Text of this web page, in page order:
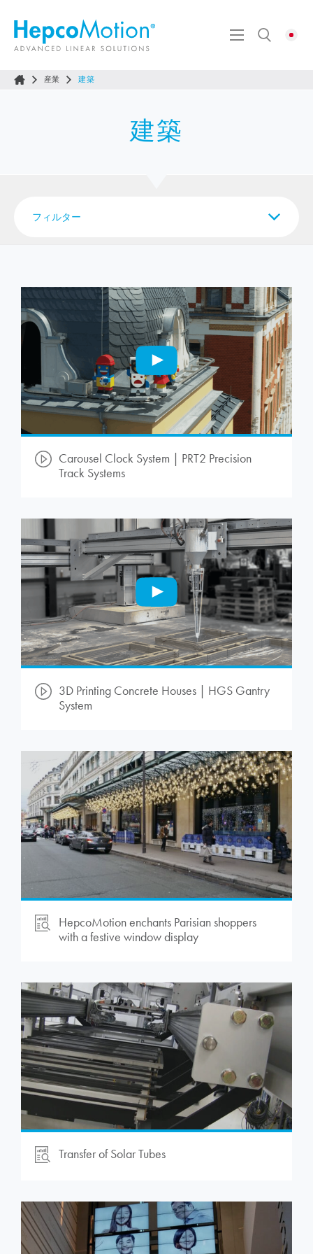
産業 建築
建築
フィルター
Carousel Clock System | PRT2 Precision
Track Systems
3D Printing Concrete Houses | HGS Gantry
System
HepcoMotionenchants Parisian shoppers
with a festive window display
Transfer of Solar Tubes